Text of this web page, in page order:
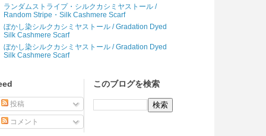
ランダムストライプ・シルクカシミヤストール /
Random Stripe・Silk Cashmere Scarf
ぼかし染シルクカシミヤストール / Gradation Dyed
Silk Cashmere Scarf
ぼかし染シルクカシミヤストール / Gradation Dyed
Silk Cashmere Scarf
投稿
コメント
このブログを検索